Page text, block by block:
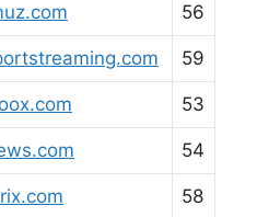
56
59
53
54
58